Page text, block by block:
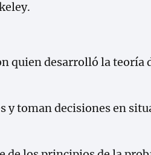
quien desarrolló la teoría
y toman decisiones en